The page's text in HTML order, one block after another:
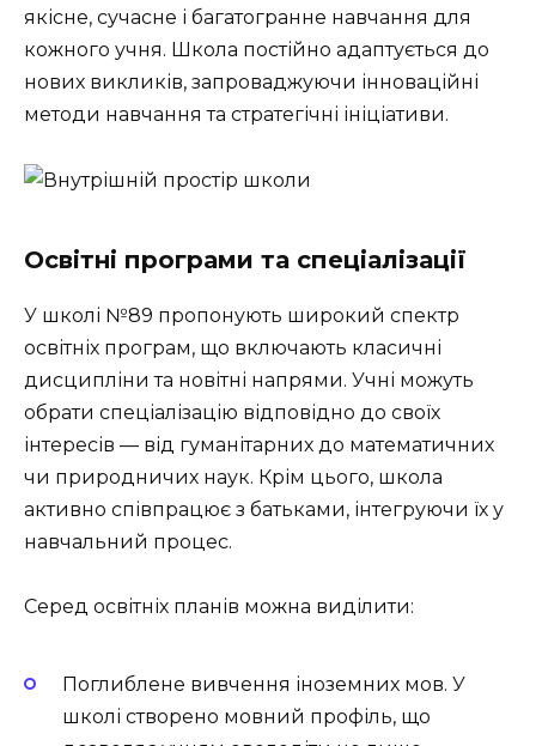
якісне, сучасне і багатогранне навчання для
кожного учня. Школа постійно адаптується до
нових викликів, запроваджуючи інноваційні
методи навчання та стратегічні ініціативи.
Освітні програми та спеціалізації
У школі №89 пропонують широкий спектр
освітніх програм, що включають класичні
дисципліни та новітні напрями. Учні можуть
обрати спеціалізацію відповідно до своїх
інтересів — від гуманітарних до математичних
чи природничих наук. Крім цього, школа
активно співпрацює з батьками, інтегруючи їх у
навчальний процес.
Серед освітніх планів можна виділити:
Поглиблене вивчення іноземних мов. У
школі створено мовний профіль, що